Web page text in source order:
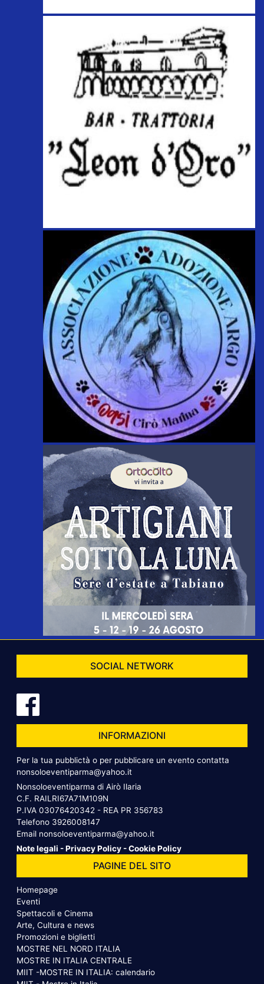
SOCIAL NETWORK
INFORMAZIONI
Per la tua pubblictà o per pubblicare un evento contatta
nonsoloeventiparma@yahoo.it
Nonsoloeventiparma di Airò Ilaria
C.F. RAILRI67A71M109N
P.IVA 03076420342 - REA PR 356783
Telefono 3926008147
Email nonsoloeventiparma@yahoo.it
Note legali -Privacy Policy -Cookie Policy
PAGINE DEL SITO
Homepage
Eventi
Spettacoli e Cinema
Arte, Cultura e news
Promozioni e biglietti
MOSTRE NEL NORD ITALIA
MOSTRE IN ITALIA CENTRALE
MIIT -MOSTRE IN ITALIA: calendario